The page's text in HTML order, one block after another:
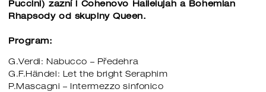
Puccini) zazní i Cohenovo Hallelujah a Bohemian
Rhapsody od skupiny Queen.
Program:
G.Verdi: Nabucco – Předehra
G.F.Händel: Let the bright Seraphim
P.Mascagni – Intermezzo sinfonico